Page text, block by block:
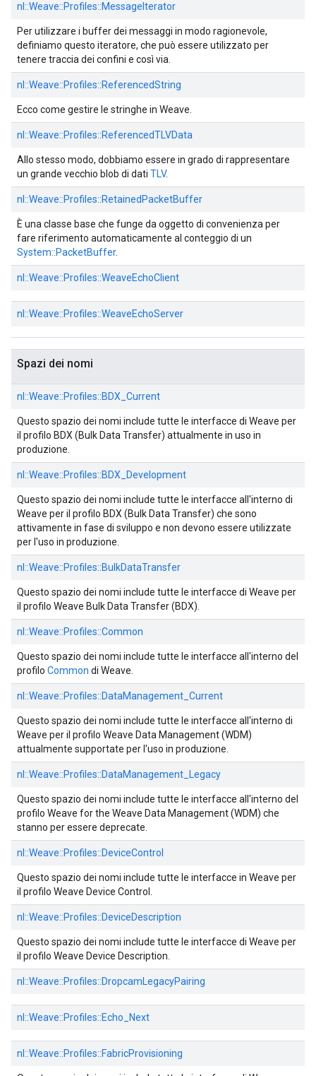
nl::Weave::Profiles::MessageIterator
Per utilizzare i buffer dei messaggi in modo ragionevole,
definiamo questo iteratore, che può essere utilizzato per
tenere traccia dei confini e così via.
nl::Weave::Profiles::ReferencedString
Ecco come gestire le stringhe in Weave.
nl::Weave::Profiles::ReferencedTLVData
Allo stesso modo, dobbiamo essere in grado di rappresentare
un grande vecchio blob di dati TLV.
nl::Weave::Profiles::RetainedPacketBuffer
È una classe base che funge da oggetto di convenienza per
fare riferimento automaticamente al conteggio di un
System::PacketBuffer.
nl::Weave::Profiles::WeaveEchoClient
nl::Weave::Profiles::WeaveEchoServer
Spazi dei nomi
nl::Weave::Profiles::BDX_Current
Questo spazio dei nomi include tutte le interfacce di Weave per
il profilo BDX (Bulk Data Transfer) attualmente in uso in
produzione.
nl::Weave::Profiles::BDX_Development
Questo spazio dei nomi include tutte le interfacce all'interno di
Weave per il profilo BDX (Bulk Data Transfer) che sono
attivamente in fase di sviluppo e non devono essere utilizzate
per l'uso in produzione.
nl::Weave::Profiles::BulkDataTransfer
Questo spazio dei nomi include tutte le interfacce di Weave per
il profilo Weave Bulk Data Transfer (BDX).
nl::Weave::Profiles::Common
Questo spazio dei nomi include tutte le interfacce all'interno del
profilo Common di Weave.
nl::Weave::Profiles::DataManagement_Current
Questo spazio dei nomi include tutte le interfacce all'interno di
Weave per il profilo Weave Data Management (WDM)
attualmente supportate per l'uso in produzione.
nl::Weave::Profiles::DataManagement_Legacy
Questo spazio dei nomi include tutte le interfacce all'interno del
profilo Weave for the Weave Data Management (WDM) che
stanno per essere deprecate.
nl::Weave::Profiles::DeviceControl
Questo spazio dei nomi include tutte le interfacce in Weave per
il profilo Weave Device Control.
nl::Weave::Profiles::DeviceDescription
Questo spazio dei nomi include tutte le interfacce di Weave per
il profilo Weave Device Description.
nl::Weave::Profiles::DropcamLegacyPairing
nl::Weave::Profiles::Echo_Next
nl::Weave::Profiles::FabricProvisioning